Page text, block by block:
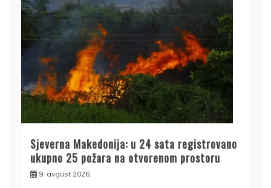
Sjeverna Makedonija: u 24 sata registrovano
ukupno 25 požara na otvorenom prostoru
9. avgust 2026.